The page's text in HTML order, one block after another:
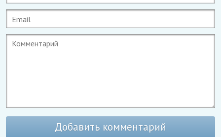
Добавить комментарий